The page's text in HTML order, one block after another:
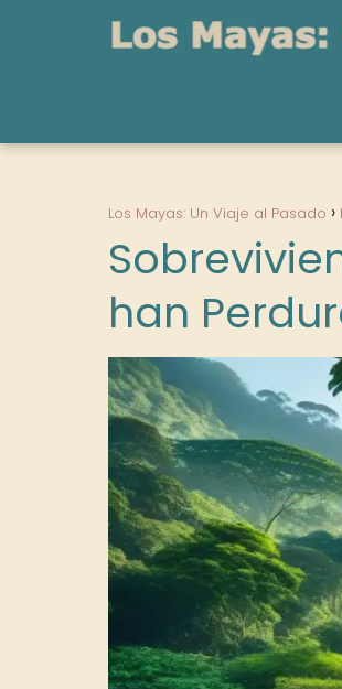
Los Mayas: Un Viaje al Pasado
han